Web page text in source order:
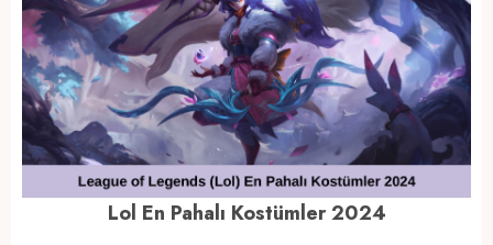
Lol En Pahalı Kostümler 2024